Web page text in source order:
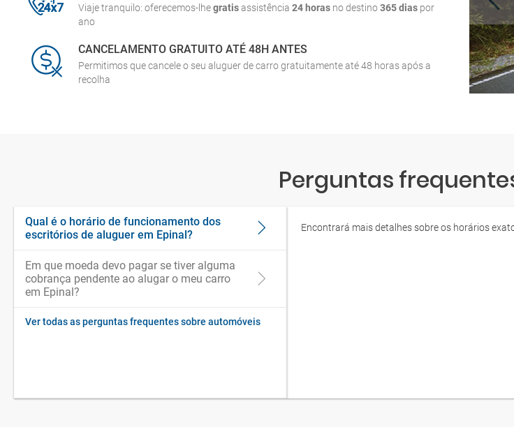
Viaje tranquilo: oferecemos-lhegratisassistência 24 horas no destino365 dias por
ano
CANCELAMENTO GRATUITO ATÉ 48H ANTES
Permitimos que cancele o seu aluguer de carro gratuitamente até 48 horas após a
recolha
Perguntas
Qual é o horário de funcionamento dos
escritórios de aluguer em Epinal?
Em que moeda devo pagar se tiver alguma
cobrança pendente ao alugar o meu carro
em Epinal?
Ver todas as perguntas frequentes sobre automóveis
Encontrará mais detalhes sobre os horários